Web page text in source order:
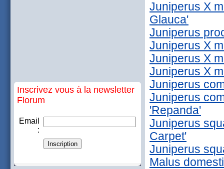
Inscrivez vous à la newsletter
Florum
Email
:
Juniperus X
Glauca'
Juniperus
Juniperus X
Juniperus X
Juniperus X
Juniperus
Juniperus
'Repanda'
Juniperus
Carpet'
Juniperus
Malus